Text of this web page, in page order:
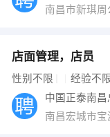
收银员
水电/机修
出纳
编辑
南昌市新琪
店面管理，店员
性别不限 经验不
中国正泰南昌
南昌宏城市宝